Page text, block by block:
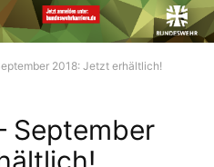
2018: Jetzt erhältlich!
September